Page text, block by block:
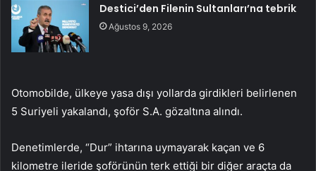
Destici’den Filenin Sultanları’na tebrik
Ağustos 9, 2026
Otomobilde, ülkeye yasa dışı yollarda girdikleri belirlenen
5 Suriyeli yakalandı, şoför S.A. gözaltına alındı.
Denetimlerde, “Dur” ihtarına uymayarak kaçan ve 6
kilometre ileride şoförünün terk ettiği bir diğer araçta da